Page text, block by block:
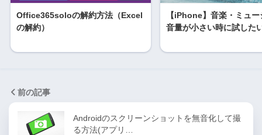
Office365soloの解約方法（Excel
の解約）
【iPhone】音楽・ミュ
音量が小さい時に試した
前の記事
Androidのスクリーンショットを無音化して撮
る方法(アプリ…